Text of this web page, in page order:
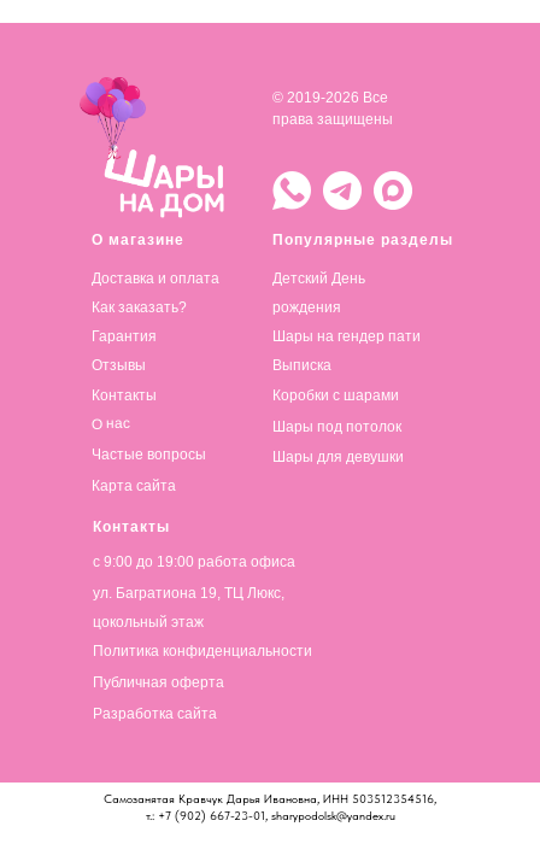
О магазине
Доставка и оплата
Популярные разделы
Детский День
рождения
Контакты
© 2019-2026 Все
права защищены
Как заказать?
Гарантия
Отзывы
Контакты
О нас
Частые вопросы
Карта сайта
Шары на гендер пати
Выписка
Коробки с шарами
Шары под потолок
Шары для девушки
с 9:00 до 19:00 работа офиса
ул. Багратиона 19, ТЦ Люкс,
цокольный этаж
Политика конфиденциальности
Публичная оферта
Разработка сайта
Самозанятая Кравчук Дарья Ивановна, ИНН 503512354516,
т.: +7 (902) 667-23-01, sharypodolsk@yandex.ru